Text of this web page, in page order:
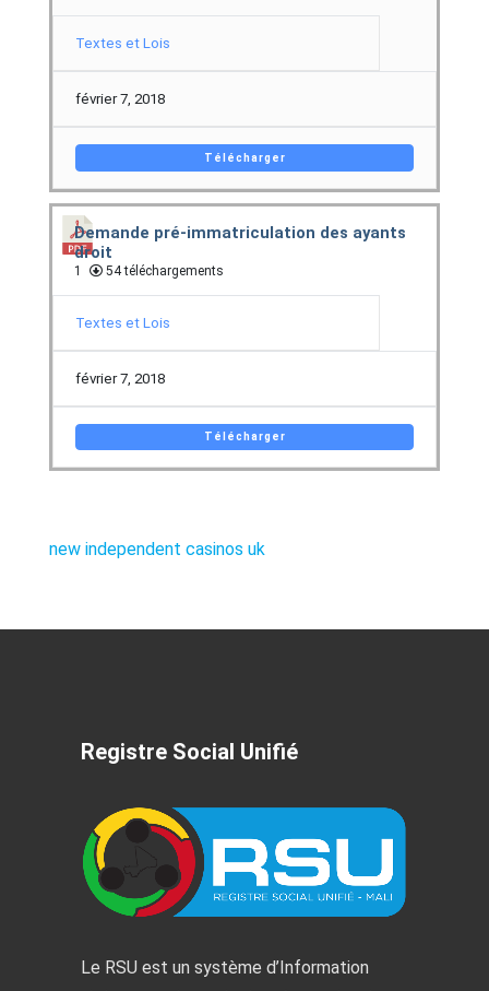
Textes et Lois
février 7, 2018
Télécharger
Demande pré-immatriculation des ayants
droit
1 54 téléchargements
Textes et Lois
février 7, 2018
Télécharger
new independent casinos uk
Registre Social Unifié
Le RSU est un système d’Information